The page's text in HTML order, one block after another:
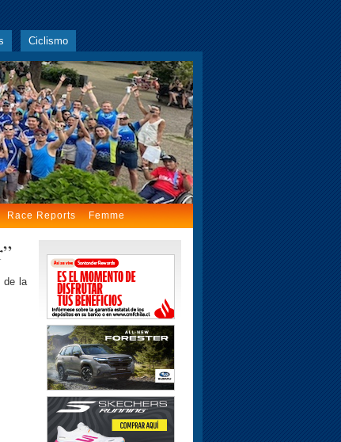
Ciclismo
Race Reports Femme
de la